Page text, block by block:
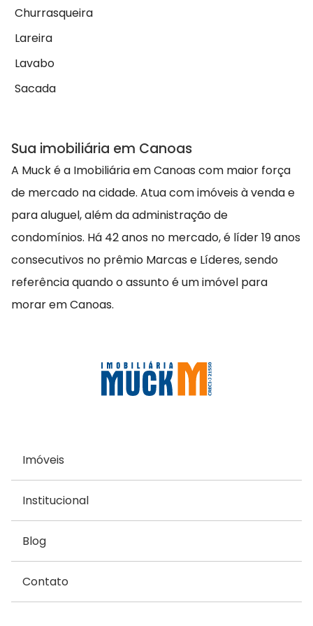
Churrasqueira
Lareira
Lavabo
Sacada
Sua imobiliária em Canoas
A Muck é a Imobiliária em Canoas com maior força
de mercado na cidade. Atua com imóveis à venda e
para aluguel, além da administração de
condomínios. Há 42 anos no mercado, é líder 19 anos
consecutivos no prêmio Marcas e Líderes, sendo
referência quando o assunto é um imóvel para
morar em Canoas.
Imóveis
Institucional
Blog
Contato